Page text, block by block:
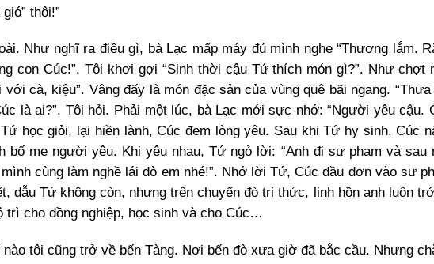
thôi!”
Như nghĩ ra điều gì, bà Lạc mấp máy đủ mình nghe “Thương lắm.
con Cúc!”. Tôi khơi gợi “Sinh thời cậu Tứ thích món gì?”. Như chợt
với cà, kiệu”. Vâng đấy là món đặc sản của vùng quê bãi ngang. “Thưa
là ai?”. Tôi hỏi. Phải một lúc, bà Lạc mới sực nhớ: “Người yêu cậu.
học giỏi, lại hiền lành, Cúc đem lòng yêu. Sau khi Tứ hy sinh, Cúc
bố mẹ người yêu. Khi yêu nhau, Tứ ngỏ lời: “Anh đi sư phạm và sau
cùng làm nghề lái đò em nhé!”. Nhớ lời Tứ, Cúc đầu đơn vào sư
dẫu Tứ không còn, nhưng trên chuyến đò tri thức, linh hồn anh luôn
trì cho đồng nghiệp, học sinh và cho Cúc…
tôi cũng trở về bến Tàng. Nơi bến đò xưa giờ đã bắc cầu. Nhưng